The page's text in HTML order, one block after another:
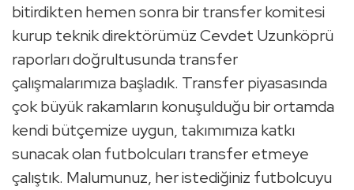
bitirdikten hemen sonra bir transfer komitesi
kurup teknik direktörümüz Cevdet Uzunköprü
raporları doğrultusunda transfer
çalışmalarımıza başladık. Transfer piyasasında
çok büyük rakamların konuşulduğu bir ortamda
kendi bütçemize uygun, takımımıza katkı
sunacak olan futbolcuları transfer etmeye
çalıştık. Malumunuz, her istediğiniz futbolcuyu